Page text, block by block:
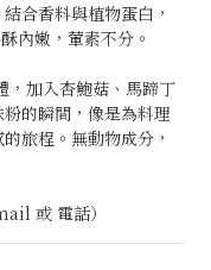
合香料與植物蛋白，
內嫩，葷素不分。
加入杏鮑菇、馬蹄丁
的瞬間，像是為料理
旅程。無動物成分，
或 電話）